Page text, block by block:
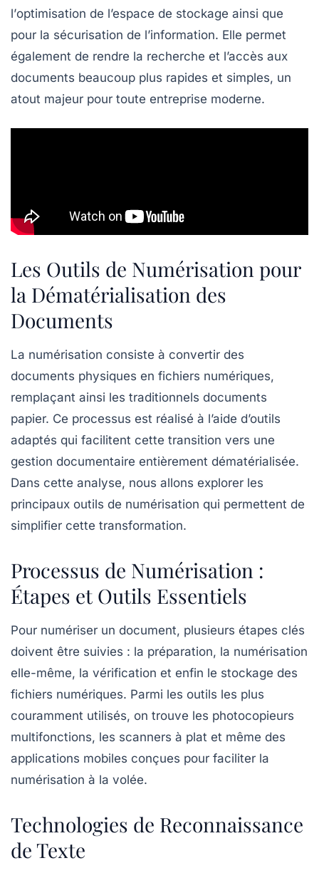
l’optimisation de l’espace de stockage ainsi que
pour la sécurisation de l’information. Elle permet
également de rendre la recherche et l’accès aux
documents beaucoup plus rapides et simples, un
atout majeur pour toute entreprise moderne.
Les Outils de Numérisation pour
la Dématérialisation des
Documents
La numérisation consiste à convertir des
documents physiques en fichiers numériques,
remplaçant ainsi les traditionnels documents
papier. Ce processus est réalisé à l’aide d’outils
adaptés qui facilitent cette transition vers une
gestion documentaire entièrement dématérialisée.
Dans cette analyse, nous allons explorer les
principaux outils de numérisation qui permettent de
simplifier cette transformation.
Processus de Numérisation :
Étapes et Outils Essentiels
Pour numériser un document, plusieurs étapes clés
doivent être suivies : la préparation, la numérisation
elle-même, la vérification et enfin le stockage des
fichiers numériques. Parmi les outils les plus
couramment utilisés, on trouve les photocopieurs
multifonctions, les scanners à plat et même des
applications mobiles conçues pour faciliter la
numérisation à la volée.
Technologies de Reconnaissance
de Texte